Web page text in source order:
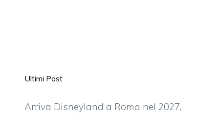
Ultimi Post
Arriva Disneyland a Roma nel 2027,